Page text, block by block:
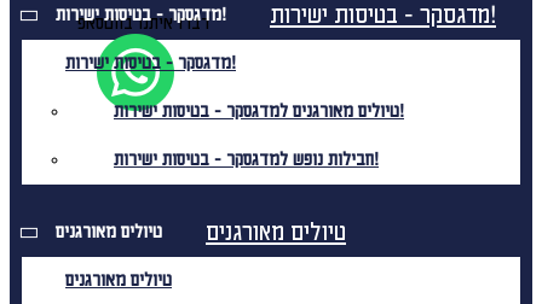
דברו איתנו בווטסאפ מדגסקר - בטיסות ישירות! מדגסקר - בטיסות ישירות!
מדגסקר - בטיסות ישירות!
טיולים מאורגנים למדגסקר - בטיסות ישירות!
חבילות נופש למדגסקר - בטיסות ישירות!
טיולים מאורגנים טיולים מאורגנים
טיולים מאורגנים